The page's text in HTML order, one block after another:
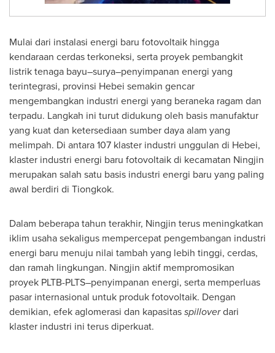
Mulai dari instalasi energi baru fotovoltaik hingga
kendaraan cerdas terkoneksi, serta proyek pembangkit
listrik tenaga bayu–surya–penyimpanan energi yang
terintegrasi, provinsi Hebei semakin gencar
mengembangkan industri energi yang beraneka ragam dan
terpadu. Langkah ini turut didukung oleh basis manufaktur
yang kuat dan ketersediaan sumber daya alam yang
melimpah. Di antara 107 klaster industri unggulan di Hebei,
klaster industri energi baru fotovoltaik di kecamatan Ningjin
merupakan salah satu basis industri energi baru yang paling
awal berdiri di Tiongkok.
Dalam beberapa tahun terakhir, Ningjin terus meningkatkan
iklim usaha sekaligus mempercepat pengembangan industri
energi baru menuju nilai tambah yang lebih tinggi, cerdas,
dan ramah lingkungan. Ningjin aktif mempromosikan
proyek PLTB-PLTS–penyimpanan energi, serta memperluas
pasar internasional untuk produk fotovoltaik. Dengan
demikian, efek aglomerasi dan kapasitasspilloverdari
klaster industri ini terus diperkuat.